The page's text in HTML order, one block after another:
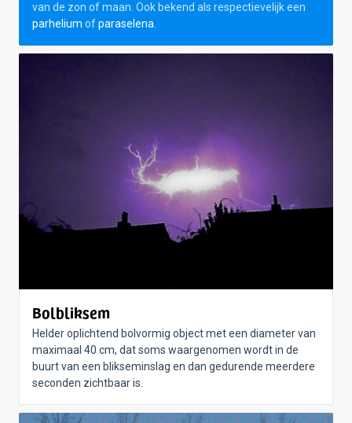
van de zon of maan. Ook bekend als respectievelijk een
parhelium ofparaselena
Bolbliksem
Helder oplichtend bolvormig object met een diameter van
maximaal 40 cm, dat soms waargenomen wordt in de
buurt van een blikseminslag en dan gedurende meerdere
seconden zichtbaar is.